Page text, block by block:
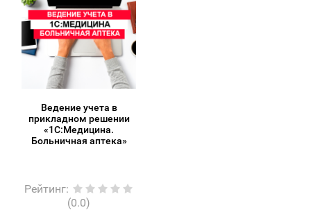
Ведение учета в
прикладном решении
«1С:Медицина.
Больничная аптека»
Рейтинг:
(0.0)